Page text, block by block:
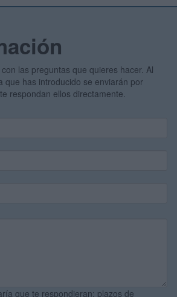
las preguntas que quieres hacer. Al
que has introducido se enviarán por
respondan ellos directamente.
que te respondieran: plazos de